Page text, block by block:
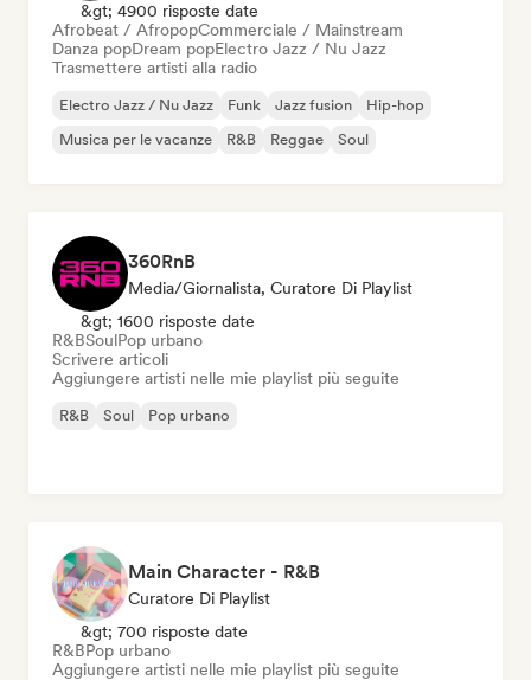
&gt; 4900 risposte date
Afrobeat / AfropopCommerciale / Mainstream
Danza popDream popElectro Jazz / Nu Jazz
Trasmettere artisti alla radio
Electro Jazz / Nu Jazz Funk Jazz fusion
Hip-hop
Musica per le vacanze
R&B Reggae Soul
360RnB
Media/Giornalista, Curatore Di Playlist
&gt; 1600 risposte date
R&BSoulPop urbano
Scrivere articoli
Aggiungere artisti nelle mie playlist più seguite
R&B Soul Pop urbano
Main Character - R&B
Curatore Di Playlist
&gt; 700 risposte date
R&BPop urbano
Aggiungere artisti nelle mie playlist più seguite